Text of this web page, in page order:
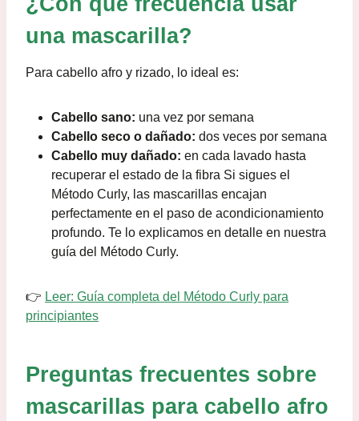
una mascarilla?
Para cabello afro y rizado, lo ideal es:
Cabello sano: una vez por semana
Cabello seco o dañado: dos veces por semana
Cabello muy dañado: en cada lavado hasta
recuperar el estado de la fibra Si sigues el
Método Curly, las mascarillas encajan
perfectamente en el paso de acondicionamiento
profundo. Te lo explicamos en detalle en nuestra
guía del Método Curly.
👉 Leer: Guía completa del Método Curly para
principiantes
Preguntas frecuentes sobre
mascarillas para cabello afro